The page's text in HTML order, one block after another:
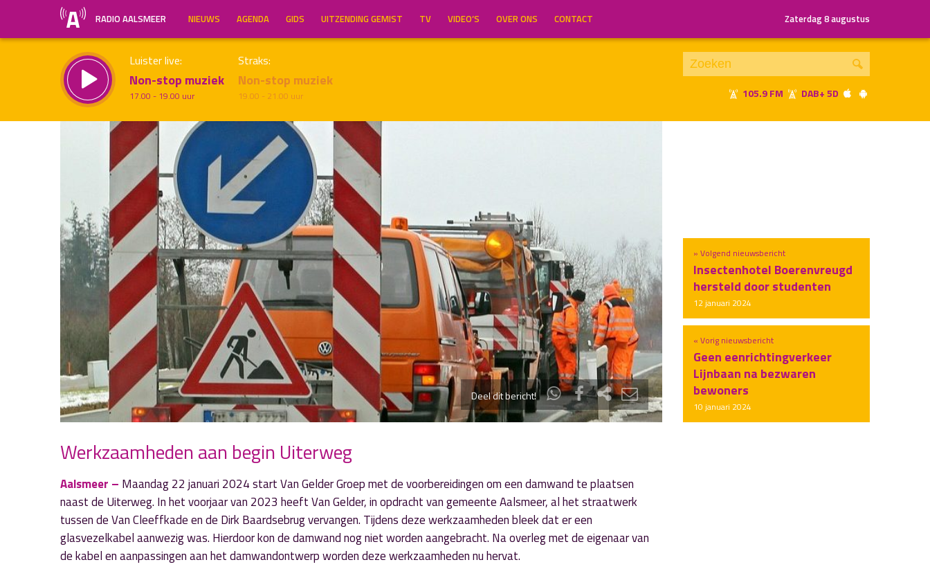
RADIO AALSMEER NIEUWS AGENDA GIDS UITZENDING GEMIST TV VIDEO’S OVER ONS CONTACT Zaterdag 8 augustus
Luister live:
Non-stop muziek
17.00 - 19.00 uur
Straks:
Non-stop muziek
19.00 - 21.00 uur 105.9 FM DAB+ 5D
Deel dit bericht!
« Vorig nieuwsbericht
Geen eenrichtingverkeer
Lijnbaan na bezwaren
bewoners
10 januari 2024
» Volgend nieuwsbericht
Insectenhotel Boerenvreugd
hersteld door studenten
12 januari 2024
Werkzaamheden aan begin Uiterweg
Aalsmeer – Maandag 22 januari 2024 start Van Gelder Groep met de voorbereidingen om een damwand te plaatsen
naast de Uiterweg. In het voorjaar van 2023 heeft Van Gelder, in opdracht van gemeente Aalsmeer, al het straatwerk
tussen de Van Cleeffkade en de Dirk Baardsebrug vervangen. Tijdens deze werkzaamheden bleek dat er een
glasvezelkabel aanwezig was. Hierdoor kon de damwand nog niet worden aangebracht. Na overleg met de eigenaar van
de kabel en aanpassingen aan het damwandontwerp worden deze werkzaamheden nu hervat.